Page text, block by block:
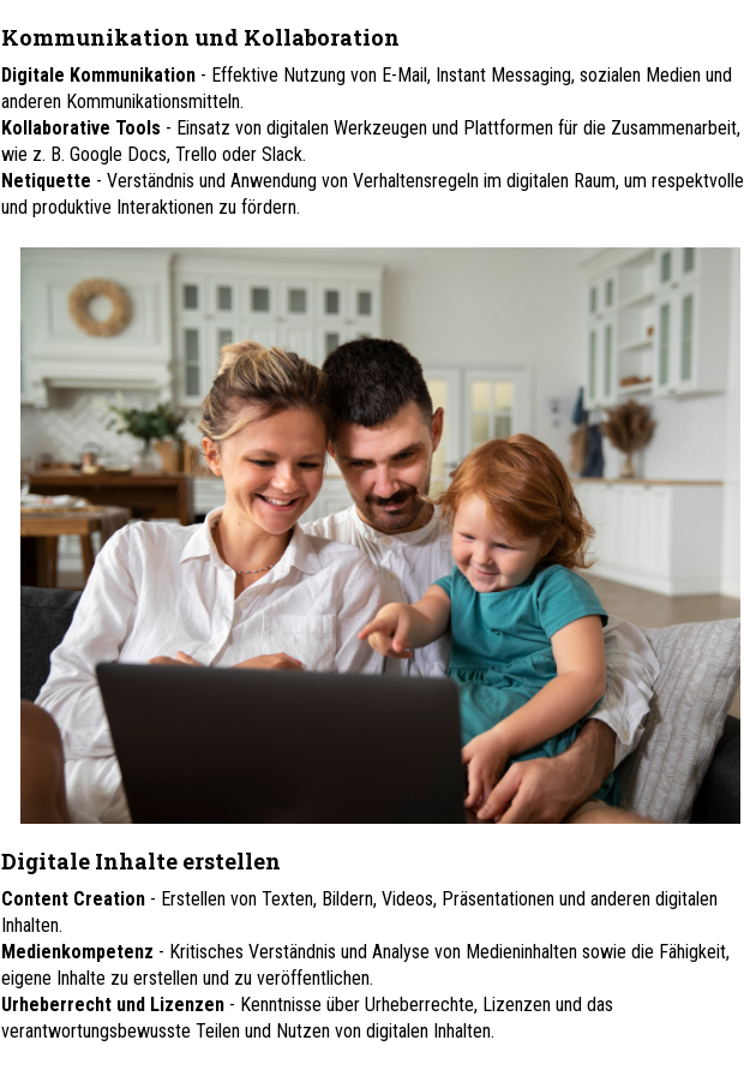
Kommunikation und Kollaboration
Digitale Kommunikation - Effektive Nutzung von E-Mail, Instant Messaging, sozialen Medien und
anderen Kommunikationsmitteln.
Kollaborative Tools - Einsatz von digitalen Werkzeugen und Plattformen für die Zusammenarbeit,
wie z. B. Google Docs, Trello oder Slack.
Netiquette - Verständnis und Anwendung von Verhaltensregeln im digitalen Raum, um respektvolle
und produktive Interaktionen zu fördern.
Digitale Inhalte erstellen
Content Creation - Erstellen von Texten, Bildern, Videos, Präsentationen und anderen digitalen
Inhalten.
Medienkompetenz - Kritisches Verständnis und Analyse von Medieninhalten sowie die Fähigkeit,
eigene Inhalte zu erstellen und zu veröffentlichen.
Urheberrecht und Lizenzen - Kenntnisse über Urheberrechte, Lizenzen und das
verantwortungsbewusste Teilen und Nutzen von digitalen Inhalten.